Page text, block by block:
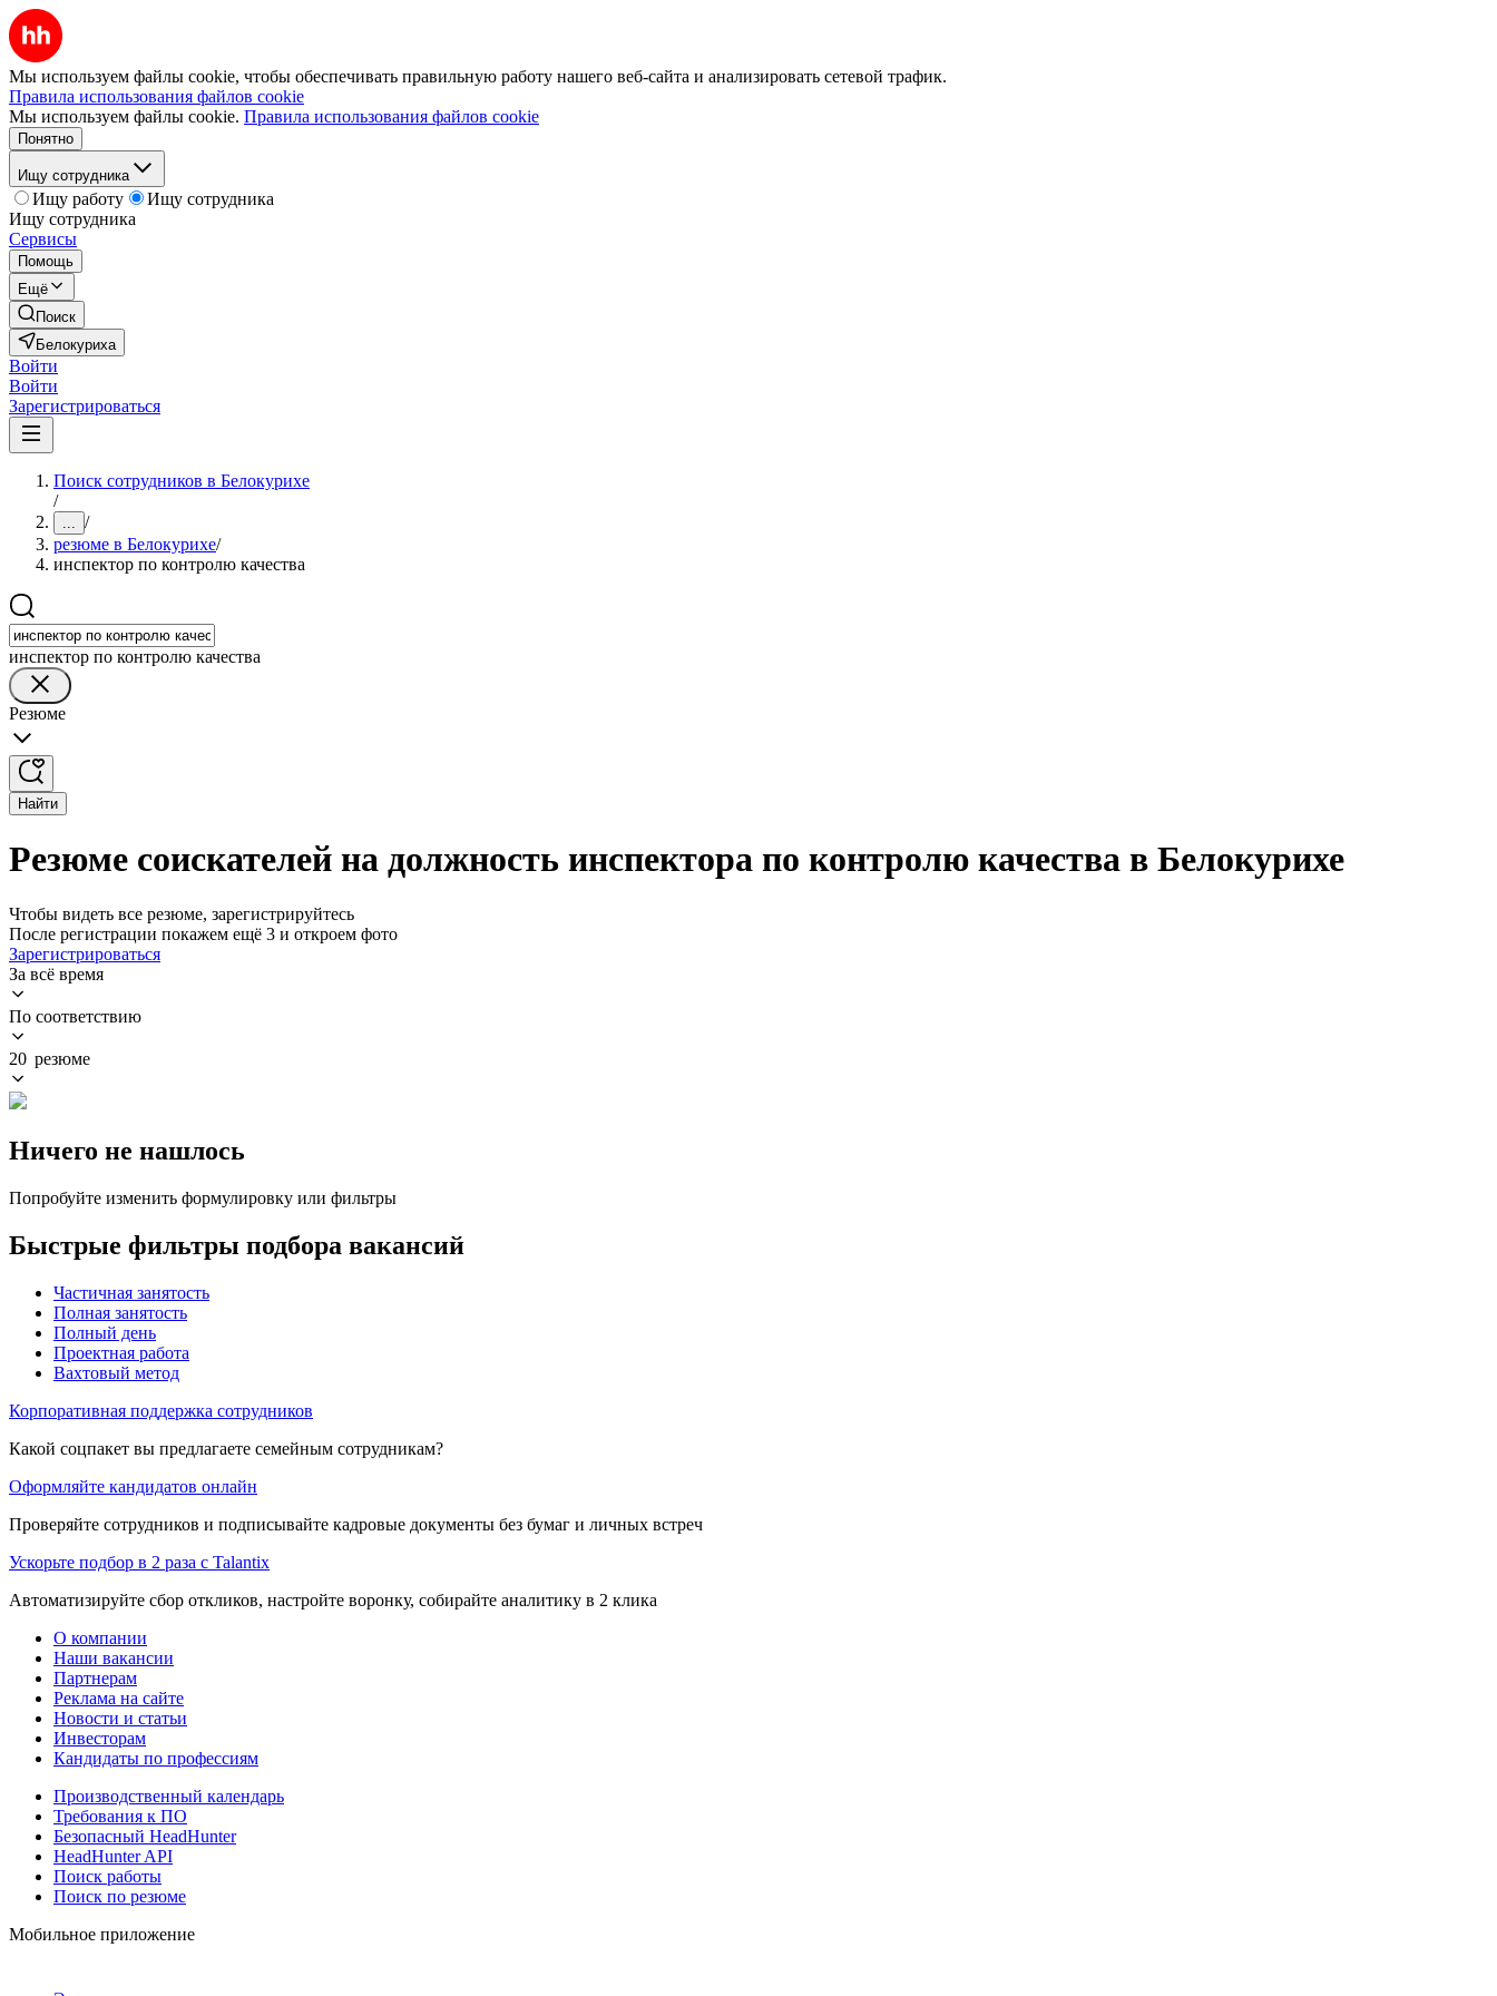
Мы используем файлы cookie, чтобы обеспечивать правильную работу нашего веб-сайта и анализировать сетевой трафик.
Правила использования файлов cookie
Мы используем файлы cookie. Правила использования файлов cookie
Понятно
Ищу сотрудника
Ищу работу
Ищу сотрудника
Ищу сотрудника
Сервисы
Помощь
Ещё
Поиск
Белокуриха
Войти
Войти
Зарегистрироваться
Поиск сотрудников в Белокурихе
/
... /
резюме в Белокурихе/
инспектор по контролю качества
инспектор по контролю качества
Резюме
Найти
Резюме соискателей на должность инспектора по контролю качества в Белокурихе
Чтобы видеть все резюме, зарегистрируйтесь
После регистрации покажем ещё 3 и откроем фото
Зарегистрироваться
За всё время
По соответствию
20 резюме
Ничего не нашлось
Попробуйте изменить формулировку или фильтры
Быстрые фильтры подбора вакансий
Частичная занятость
Полная занятость
Полный день
Проектная работа
Вахтовый метод
Корпоративная поддержка сотрудников
Какой соцпакет вы предлагаете семейным сотрудникам?
Оформляйте кандидатов онлайн
Проверяйте сотрудников и подписывайте кадровые документы без бумаг и личных встреч
Ускорьте подбор в 2 раза с Talantix
Автоматизируйте сбор откликов, настройте воронку, собирайте аналитику в 2 клика
О компании
Наши вакансии
Партнерам
Реклама на сайте
Новости и статьи
Инвесторам
Кандидаты по профессиям
Производственный календарь
Требования к ПО
Безопасный HeadHunter
HeadHunter API
Поиск работы
Поиск по резюме
Мобильное приложение